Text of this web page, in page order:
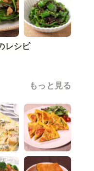
レシピ
もっと見る